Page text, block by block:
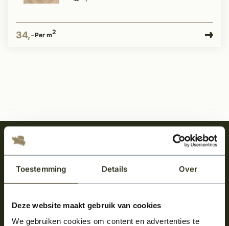
Toestemming Details Over
Deze website maakt gebruik van cookies
We gebruiken cookies om content en advertenties te
34,-Per m2
Meld je aan en ontvang het laatste nieuws
over onze kempische bouwstijl!
Aanmelden voor de nieuwsbrief